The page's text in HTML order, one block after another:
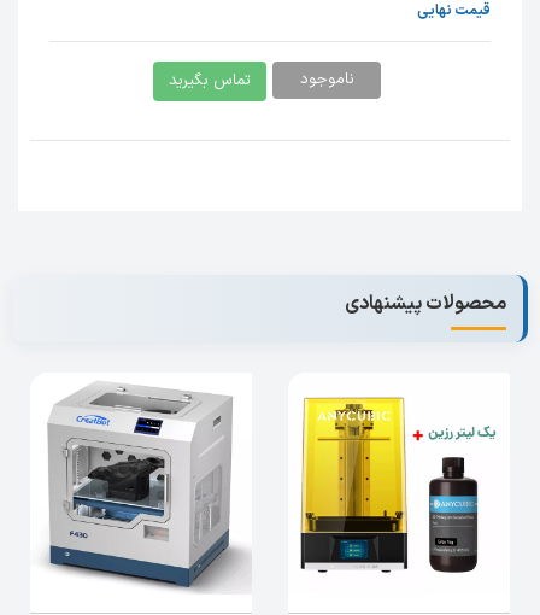
Density：1.05—1.25 g/cm3
Viscosity：100-200 MPa·s
Testing room humidity ：50%RH±5%RH
قیمت نهایی
ناموجود تماس بگیرید
محصولات پیشنهادی